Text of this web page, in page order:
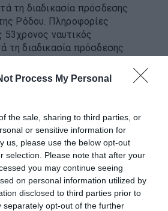
Process My Personal
the sale, sharing to third parties, or
or sensitive information for
us, please use the below opt-out
selection. Please note that after your
you may continue seeing
on personal information utilized by
disclosed to third parties prior to
separately opt-out of the further
τη διαδικασία πρόσδεσης
Ρόδου. Πληροφορίες
53χρονος ναυτικός
τη διαδικασία πρόσδεσης
2026 Ελλάδα